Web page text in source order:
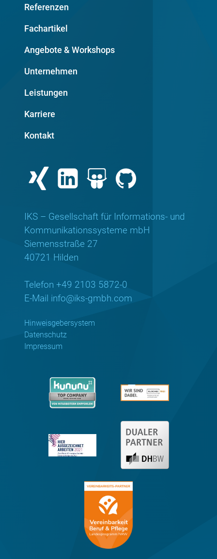
Referenzen
Fachartikel
Angebote & Workshops
Unternehmen
Leistungen
Karriere
Kontakt
IKS – Gesellschaft für Informations- und
Kommunikationssysteme mbH
Siemensstraße 27
40721 Hilden
Telefon +49 2103 5872-0
E-Mail info@iks-gmbh.com
Hinweisgebersystem
Datenschutz
Impressum